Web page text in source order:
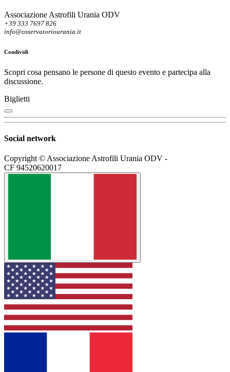
Associazione Astrofili Urania ODV
+39 333 7697 826
info@osservatoriourania.it
Condividi
Scopri cosa pensano le persone di questo evento e partecipa alla
discussione.
Biglietti
Social network
Copyright © Associazione Astrofili Urania ODV -
CF 94520620017